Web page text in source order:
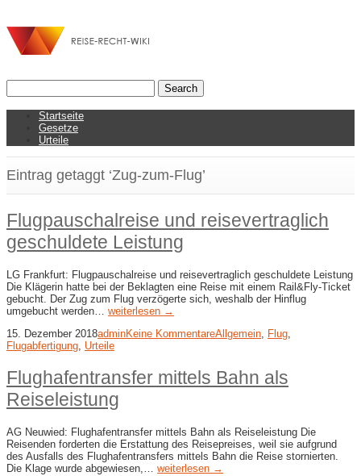
Startseite
Gesetze
Urteile
Eintrag getaggt ‘Zug-zum-Flug’
Flugpauschalreise und reisevertraglich
geschuldete Leistung
LG Frankfurt: Flugpauschalreise und reisevertraglich geschuldete Leistung
Die Klägerin hatte bei der Beklagten eine Reise mit einem Rail&Fly-Ticket
gebucht. Der Zug zum Flug verzögerte sich, weshalb der Hinflug
umgebucht werden… weiterlesen →
15. Dezember 2018adminKeine KommentareAllgemein, Flug,
Flugabfertigung, Urteile
Flughafentransfer mittels Bahn als
Reiseleistung
AG Neuwied: Flughafentransfer mittels Bahn als Reiseleistung Die
Reisenden forderten die Erstattung des Reisepreises, weil sie aufgrund
des Ausfalls des Flughafentransfers mittels Bahn die Reise stornierten.
Die Klage wurde abgewiesen,… weiterlesen →